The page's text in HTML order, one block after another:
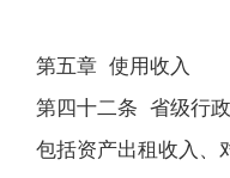
第五章 使用收入
第四十二条 省级行
包括资产出租收入、